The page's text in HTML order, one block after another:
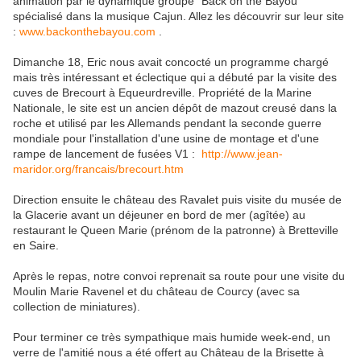
spécialisé dans la musique Cajun. Allez les découvrir sur leur site
: www.backonthebayou.com
Dimanche 18, Eric nous avait concocté un programme chargé
mais très intéressant et éclectique qui a débuté par la visite des
cuves de Brecourt à Equeurdreville. Propriété de la Marine
Nationale, le site est un ancien dépôt de mazout creusé dans la
roche et utilisé par les Allemands pendant la seconde guerre
mondiale pour l'installation d'une usine de montage et d'une
rampe de lancement de fusées V1 : http://www.jean-
maridor.org/francais/brecourt.htm
Direction ensuite le château des Ravalet puis visite du musée de
la Glacerie avant un déjeuner en bord de mer (agîtée) au
restaurant le Queen Marie (prénom de la patronne) à Bretteville
en Saire.
Après le repas, notre convoi reprenait sa route pour une visite du
Moulin Marie Ravenel et du château de Courcy (avec sa
collection de miniatures).
Pour terminer ce très sympathique mais humide week-end, un
verre de l'amitié nous a été offert au Château de la Brisette à